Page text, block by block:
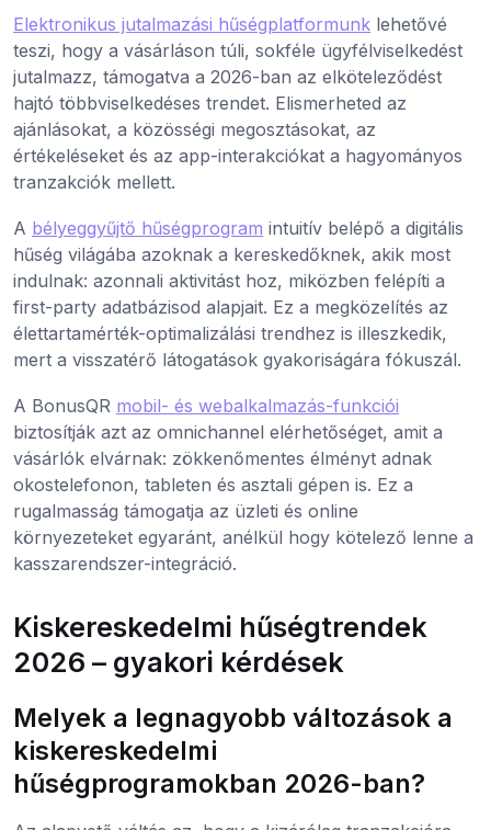
Elektronikus jutalmazási hűségplatformunk lehetővé
teszi, hogy a vásárláson túli, sokféle ügyfélviselkedést
jutalmazz, támogatva a 2026-ban az elköteleződést
hajtó többviselkedéses trendet. Elismerheted az
ajánlásokat, a közösségi megosztásokat, az
értékeléseket és az app-interakciókat a hagyományos
tranzakciók mellett.
A bélyeggyűjtő hűségprogram intuitív belépő a digitális
hűség világába azoknak a kereskedőknek, akik most
indulnak: azonnali aktivitást hoz, miközben felépíti a
first-party adatbázisod alapjait. Ez a megközelítés az
élettartamérték-optimalizálási trendhez is illeszkedik,
mert a visszatérő látogatások gyakoriságára fókuszál.
A BonusQR mobil- és webalkalmazás-funkciói
biztosítják azt az omnichannel elérhetőséget, amit a
vásárlók elvárnak: zökkenőmentes élményt adnak
okostelefonon, tableten és asztali gépen is. Ez a
rugalmasság támogatja az üzleti és online
környezeteket egyaránt, anélkül hogy kötelező lenne a
kasszarendszer-integráció.
Kiskereskedelmi hűségtrendek
2026 – gyakori kérdések
Melyek a legnagyobb változások a
kiskereskedelmi
hűségprogramokban 2026-ban?